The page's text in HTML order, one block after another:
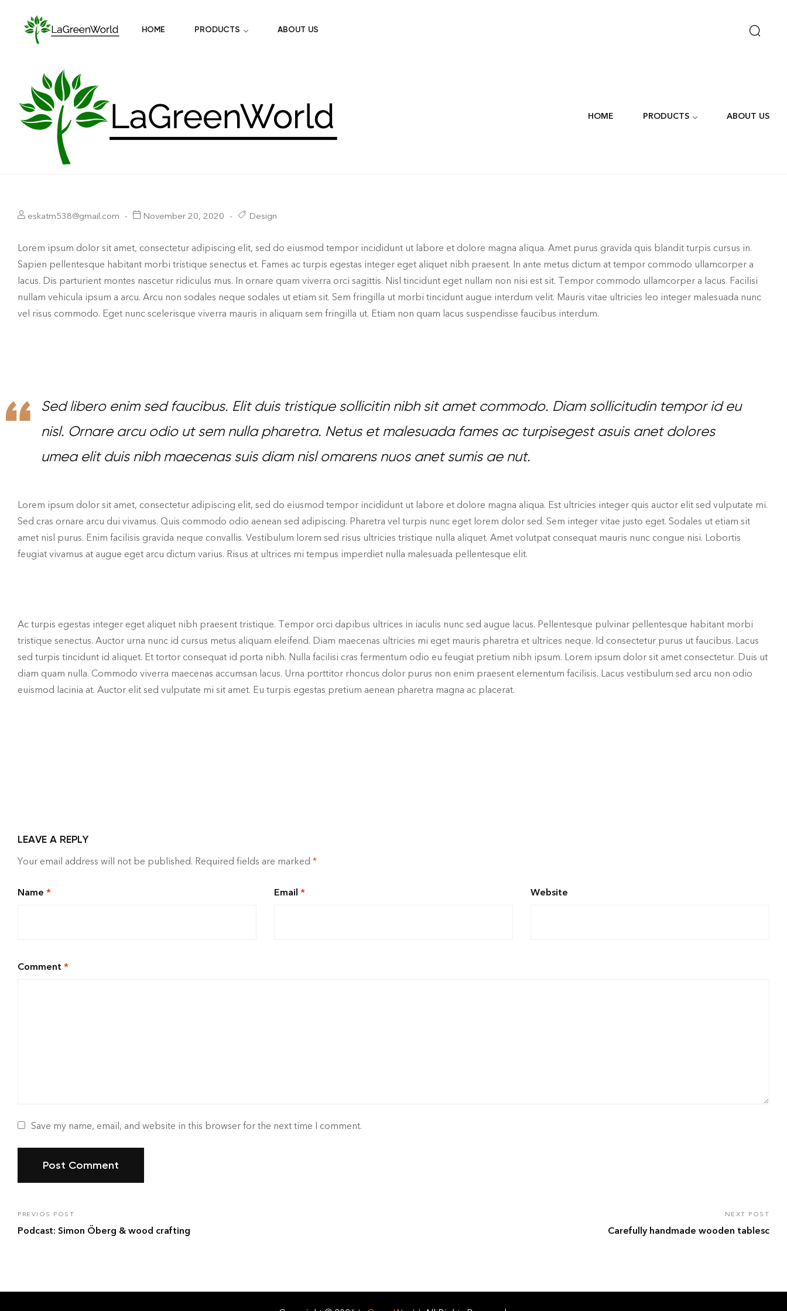
HOME PRODUCTS ABOUT US
HOME PRODUCTS ABOUT US
eskatm538@gmail.com November 20, 2020 Design
Lorem ipsum dolor sit amet, consectetur adipiscing elit, sed do eiusmod tempor incididunt ut labore et dolore magna aliqua. Amet purus gravida quis blandit turpis cursus in.
Sapien pellentesque habitant morbi tristique senectus et. Fames ac turpis egestas integer eget aliquet nibh praesent. In ante metus dictum at tempor commodo ullamcorper a
lacus. Dis parturient montes nascetur ridiculus mus. In ornare quam viverra orci sagittis. Nisl tincidunt eget nullam non nisi est sit. Tempor commodo ullamcorper a lacus. Facilisi
nullam vehicula ipsum a arcu. Arcu non sodales neque sodales ut etiam sit. Sem fringilla ut morbi tincidunt augue interdum velit. Mauris vitae ultricies leo integer malesuada nunc
vel risus commodo. Eget nunc scelerisque viverra mauris in aliquam sem fringilla ut. Etiam non quam lacus suspendisse faucibus interdum.
Sed libero enim sed faucibus. Elit duis tristique sollicitin nibh sit amet commodo. Diam sollicitudin tempor id eu
nisl. Ornare arcu odio ut sem nulla pharetra. Netus et malesuada fames ac turpisegest asuis anet dolores
umea elit duis nibh maecenas suis diam nisl omarens nuos anet sumis ae nut.
Lorem ipsum dolor sit amet, consectetur adipiscing elit, sed do eiusmod tempor incididunt ut labore et dolore magna aliqua. Est ultricies integer quis auctor elit sed vulputate mi.
Sed cras ornare arcu dui vivamus. Quis commodo odio aenean sed adipiscing. Pharetra vel turpis nunc eget lorem dolor sed. Sem integer vitae justo eget. Sodales ut etiam sit
amet nisl purus. Enim facilisis gravida neque convallis. Vestibulum lorem sed risus ultricies tristique nulla aliquet. Amet volutpat consequat mauris nunc congue nisi. Lobortis
feugiat vivamus at augue eget arcu dictum varius. Risus at ultrices mi tempus imperdiet nulla malesuada pellentesque elit.
Ac turpis egestas integer eget aliquet nibh praesent tristique. Tempor orci dapibus ultrices in iaculis nunc sed augue lacus. Pellentesque pulvinar pellentesque habitant morbi
tristique senectus. Auctor urna nunc id cursus metus aliquam eleifend. Diam maecenas ultricies mi eget mauris pharetra et ultrices neque. Id consectetur purus ut faucibus. Lacus
sed turpis tincidunt id aliquet. Et tortor consequat id porta nibh. Nulla facilisi cras fermentum odio eu feugiat pretium nibh ipsum. Lorem ipsum dolor sit amet consectetur. Duis ut
diam quam nulla. Commodo viverra maecenas accumsan lacus. Urna porttitor rhoncus dolor purus non enim praesent elementum facilisis. Lacus vestibulum sed arcu non odio
euismod lacinia at. Auctor elit sed vulputate mi sit amet. Eu turpis egestas pretium aenean pharetra magna ac placerat.
LEAVE A REPLY
Your email address will not be published. Required fields are marked *
Comment *
Name * Email * Website
Save my name, email, and website in this browser for the next time I comment.
PREVIOS POST
Podcast: Simon Öberg & wood crafting
NEXT POST
Carefully handmade wooden tablesc